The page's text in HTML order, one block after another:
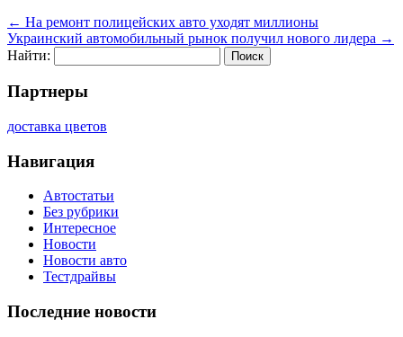
← На ремонт полицейских авто уходят миллионы
Украинский автомобильный рынок получил нового лидера →
Найти:
Партнеры
доставка цветов
Навигация
Автостатьи
Без рубрики
Интересное
Новости
Новости авто
Тестдрайвы
Последние новости